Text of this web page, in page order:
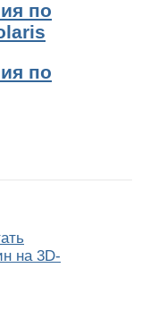
по
по
на 3D-